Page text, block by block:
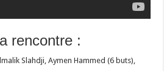
rencontre :
Slahdji, Aymen Hammed (6 buts),